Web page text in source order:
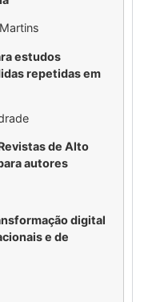
estudos
repetidas em
de Alto
autores
digital
e de